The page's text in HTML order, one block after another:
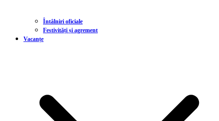
Întâlniri oficiale
Festivități și agrement
Vacanțe